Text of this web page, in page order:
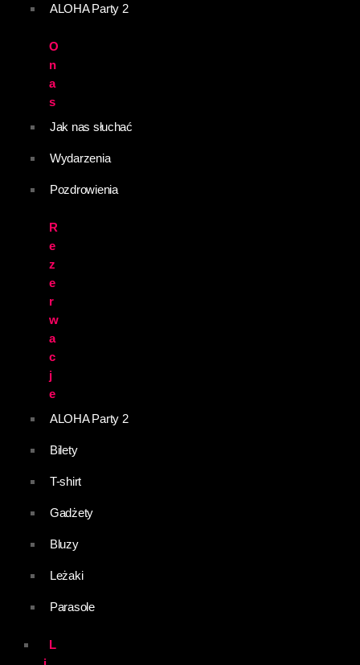
ALOHA Party 2
O
n
a
s
Jak nas słuchać
Wydarzenia
Pozdrowienia
R
e
z
e
r
w
a
c
j
e
ALOHA Party 2
Bilety
T-shirt
Gadżety
Bluzy
Leżaki
Parasole
L